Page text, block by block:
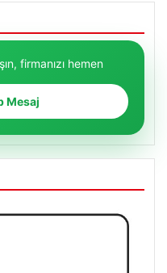
firmanızı hemen
Mesaj